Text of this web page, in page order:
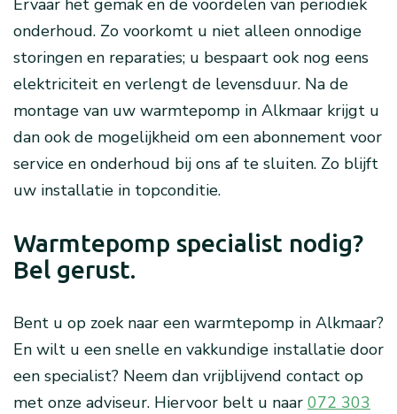
onderhoud. Zo voorkomt u niet alleen onnodige
storingen en reparaties; u bespaart ook nog eens
elektriciteit en verlengt de levensduur. Na de
montage van uw warmtepomp in Alkmaar krijgt u
dan ook de mogelijkheid om een abonnement voor
service en onderhoud bij ons af te sluiten. Zo blijft
uw installatie in topconditie.
Warmtepomp specialist nodig?
Bel gerust.
Bent u op zoek naar een warmtepomp in Alkmaar?
En wilt u een snelle en vakkundige installatie door
een specialist? Neem dan vrijblijvend contact op
met onze adviseur. Hiervoor belt u naar 072 303